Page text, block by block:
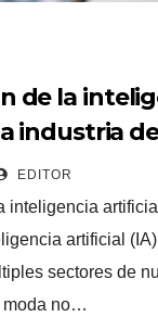
de la
industria
EDITOR
inteligencia
artificial
sectores de
moda no…